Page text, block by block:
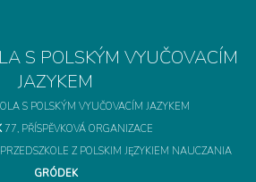
S POLSKÝM VYUČOVACÍM JAZYKEM
77, PŘÍSPĚVKOVÁ ORGANIZACE
Z POLSKIM JĘZYKIEM NAUCZANIA
GRÓDEK